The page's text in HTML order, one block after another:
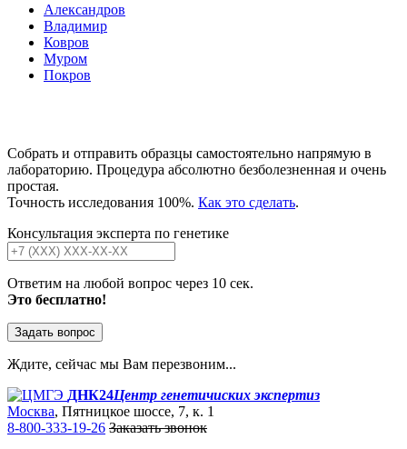
Александров
Владимир
Ковров
Муром
Покров
Собрать и отправить образцы самостоятельно напрямую в
лабораторию. Процедура абсолютно безболезненная и очень
простая.
Точность исследования 100%. Как это сделать.
Консультация эксперта по генетике
Ответим на любой вопрос через 10 сек.
Это бесплатно!
Задать вопрос
Ждите, сейчас мы Вам перезвоним...
ДНК24Центр генетичиских экспертиз
Москва, Пятницкое шоссе, 7, к. 1
8-800-333-19-26 Заказать звонок